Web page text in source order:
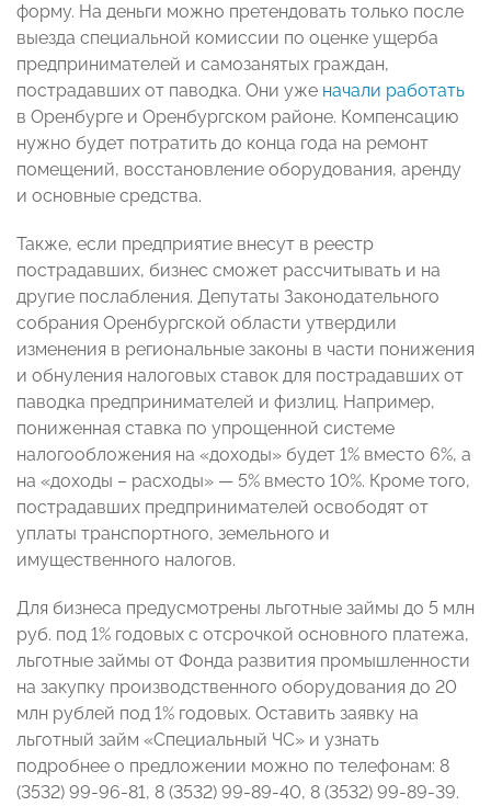
форму. На деньги можно претендовать только после
выезда специальной комиссии по оценке ущерба
предпринимателей и самозанятых граждан,
пострадавших от паводка. Они уже начали работать
в Оренбурге и Оренбургском районе. Компенсацию
нужно будет потратить до конца года на ремонт
помещений, восстановление оборудования, аренду
и основные средства.
Также, если предприятие внесут в реестр
пострадавших, бизнес сможет рассчитывать и на
другие послабления. Депутаты Законодательного
собрания Оренбургской области утвердили
изменения в региональные законы в части понижения
и обнуления налоговых ставок для пострадавших от
паводка предпринимателей и физлиц. Например,
пониженная ставка по упрощенной системе
налогообложения на «доходы» будет 1% вместо 6%, а
на «доходы – расходы» — 5% вместо 10%. Кроме того,
пострадавших предпринимателей освободят от
уплаты транспортного, земельного и
имущественного налогов.
Для бизнеса предусмотрены льготные займы до 5 млн
руб. под 1% годовых с отсрочкой основного платежа,
льготные займы от Фонда развития промышленности
на закупку производственного оборудования до 20
млн рублей под 1% годовых. Оставить заявку на
льготный займ «Специальный ЧС» и узнать
подробнее о предложении можно по телефонам: 8
(3532) 99-96-81, 8 (3532) 99-89-40, 8 (3532) 99-89-39.